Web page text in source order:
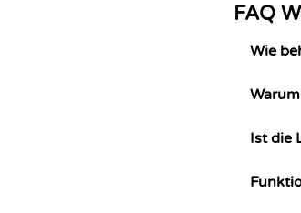
FAQ
Wie
Ist die